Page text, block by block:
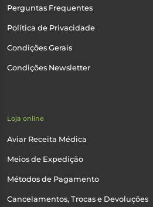
Perguntas Frequentes
Política de Privacidade
Condições Gerais
Condições Newsletter
Loja online
Aviar Receita Médica
Meios de Expedição
Métodos de Pagamento
Cancelamentos, Trocas e Devoluções